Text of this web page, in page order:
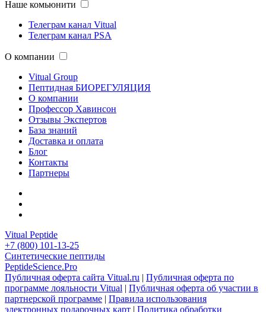
Наше комьюнити
Телеграм канал Vitual
Телеграм канал PSA
О компании
Vitual Group
Пептидная БИОРЕГУЛЯЦИЯ
О компании
Профессор Хавинсон
Отзывы Экспертов
База знаний
Доставка и оплата
Блог
Контакты
Партнеры
Vitual Peptide
+7 (800) 101-13-25
Синтетические пептиды
PeptideScience.Pro
Публичная оферта сайта Vitual.ru | Публичная оферта по
программе лояльности Vitual | Публичная оферта об участии в
партнерской программе | Правила использования
электронных подарочных карт | Политика обработки